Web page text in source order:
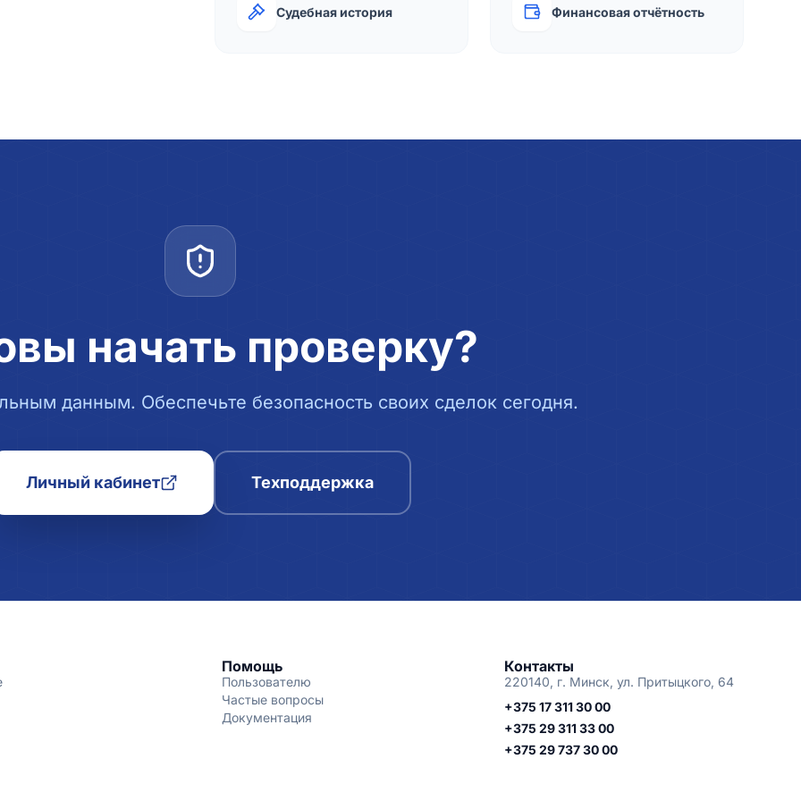
Судебная история Финансовая отчётность
начать проверку?
данным. Обеспечьте безопасность своих сделок сегодня.
Личный кабинет Техподдержка
Помощь
Пользователю
Частые вопросы
Документация
Контакты
220140, г. Минск, ул. Притыцкого, 64
+375 17 311 30 00
+375 29 311 33 00
+375 29 737 30 00